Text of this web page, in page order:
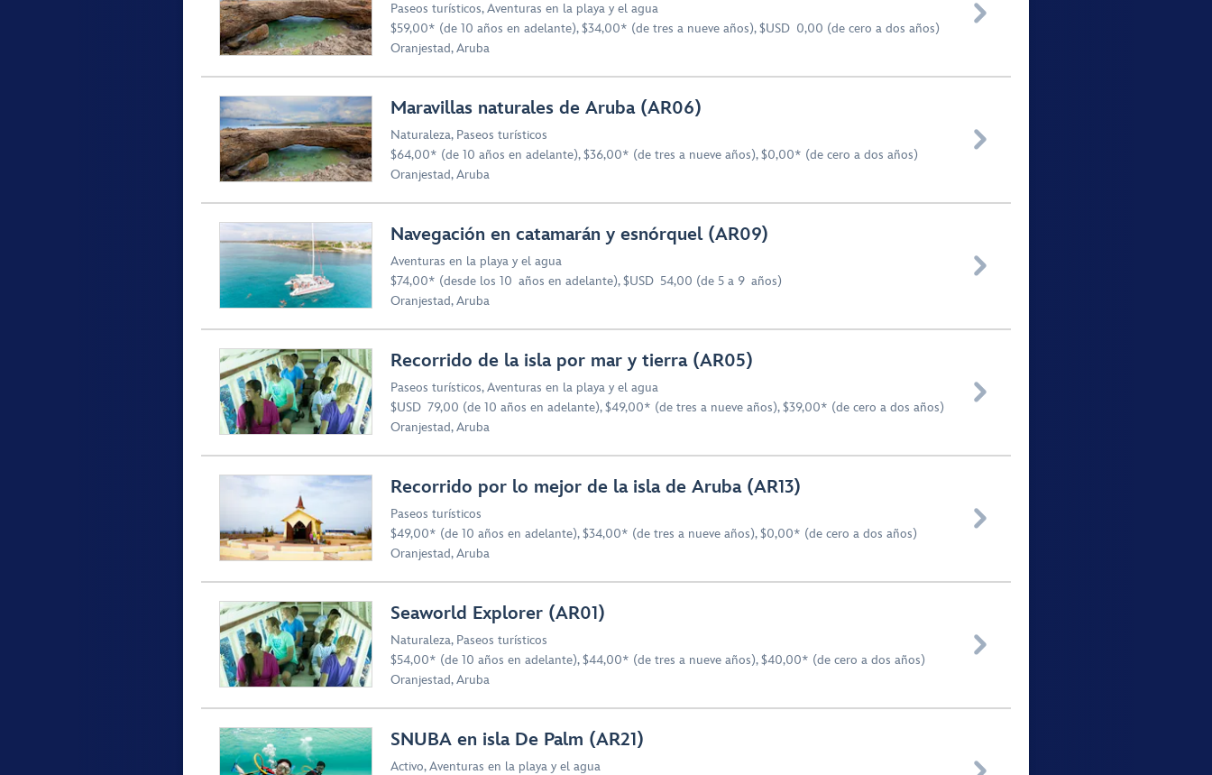
Paseos turísticos,Aventuras en la playa y el agua
$59,00* (de 10 años en adelante), $34,00* (de tres a nueve años), $USD 0,00 (de cero a dos años)
Oranjestad, Aruba

Maravillas naturales de Aruba (AR06)
Naturaleza, Paseos turísticos
$64,00* (de 10 años en adelante), $36,00* (de tres a nueve años), $0,00* (de cero a dos años)
Oranjestad, Aruba

Navegación en catamarán y esnórquel (AR09)
Aventuras en la playa y el agua
$74,00* (desde los 10 años en adelante), $USD 54,00 (de 5 a 9 años)
Oranjestad, Aruba

Recorrido de la isla por mar y tierra (AR05)
Paseos turísticos,Aventuras en la playa y el agua
$USD 79,00 (de 10 años en adelante), $49,00* (de tres a nueve años), $39,00* (de cero a dos años)
Oranjestad, Aruba

Recorrido por lo mejor de la isla de Aruba (AR13)
Paseos turísticos
$49,00* (de 10 años en adelante), $34,00* (de tres a nueve años), $0,00* (de cero a dos años)
Oranjestad, Aruba

Seaworld Explorer (AR01)
Naturaleza, Paseos turísticos
$54,00* (de 10 años en adelante), $44,00* (de tres a nueve años), $40,00* (de cero a dos años)
Oranjestad, Aruba

SNUBA en isla De Palm (AR21)
Activo,Aventuras en la playa y el agua